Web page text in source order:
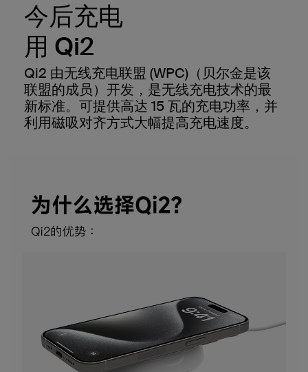
今后充电
用 Qi2
Qi2 由无线充电联盟 (WPC)（贝尔金是该
联盟的成员）开发，是无线充电技术的最
新标准。可提供高达 15 瓦的充电功率，并
利用磁吸对齐方式大幅提高充电速度。